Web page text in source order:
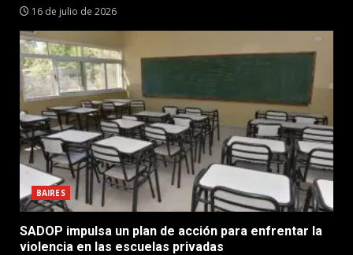
16 de julio de 2026
BAIRES
SADOP impulsa un plan de acción para enfrentar la
violencia en las escuelas privadas